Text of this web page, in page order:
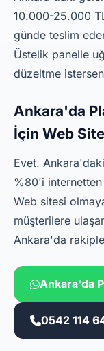
10.000-25.000
günde teslim
Üstelik panelle
düzeltme
Ankara'da
İçin Web
Evet.
%80'i internetten
Web sitesi
müşterilere
Ankara'da
Ankara'da
0542 114